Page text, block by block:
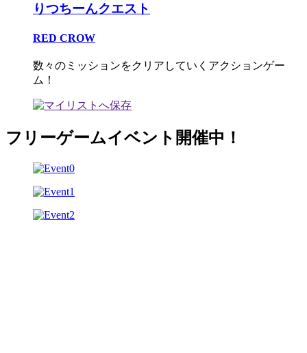
りつちーんクエスト
RED CROW
数々のミッションをクリアしていくアクションゲー
ム！
フリーゲームイベント開催中！